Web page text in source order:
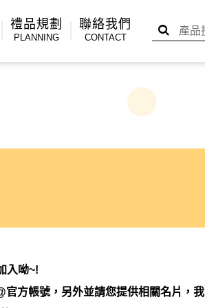
禮品規劃
PLANNING
聯絡我們
CONTACT
入呦~!
方帳號，另外並請您提供相關名片，我